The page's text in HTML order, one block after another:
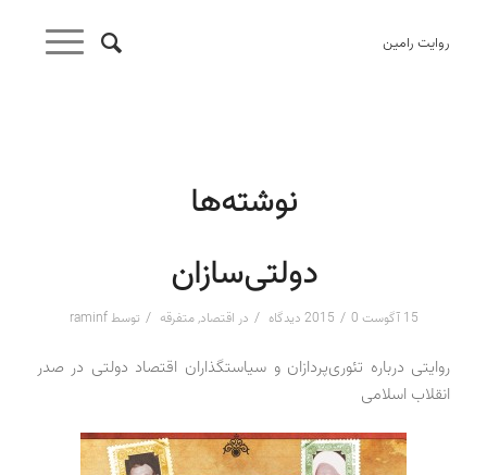
روایت رامین
نوشته‌ها
دولتی‌سازان
15 آگوست 2015 / 0 دیدگاه / در اقتصاد,متفرقه / توسطraminf
روایتی درباره تئوری‌پردازان و سیاستگذاران اقتصاد دولتی در صدر
انقلاب اسلامی